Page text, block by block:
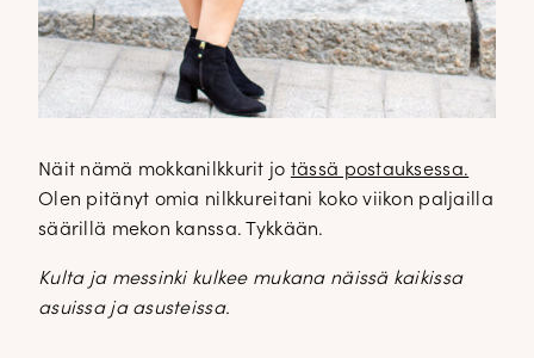
Näit nämä mokkanilkkurit jo tässä postauksessa.
Olen pitänyt omia nilkkureitani koko viikon paljailla
säärillä mekon kanssa. Tykkään.
Kulta ja messinki kulkee mukana näissä kaikissa
asuissa ja asusteissa.